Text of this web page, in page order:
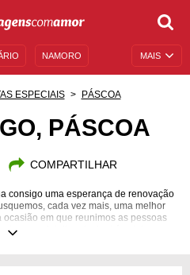
MAIS
NAMORO
DESCULPAS
ESPECIAIS PÁSCOA
PÁSCOA
COMPARTILHAR
consigo uma esperança de renovação
cada vez mais, uma melhor
em que reunimos as pessoas
que o intuito principal é celebrar a